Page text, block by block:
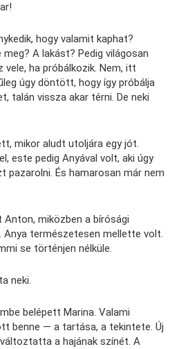
hogy valamit kaphat?
A lakást? Pedig világosan
vele, ha próbálkozik. Nem, itt
úgy döntött, hogy így próbálja
talán vissza akar térni. De neki
mikor aludt utoljára egy jót.
este pedig Anyával volt, aki úgy
pazarolni. És hamarosan már nem
miközben a bírósági
Anya természetesen mellette volt.
se történjen nélküle.
neki.
belépett Marina. Valami
benne — a tartása, a tekintete. Új
a hajának színét. A